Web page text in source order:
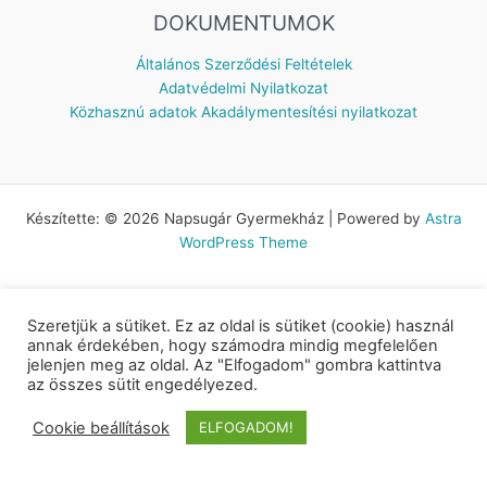
DOKUMENTUMOK
Általános Szerződési Feltételek
Adatvédelmi Nyilatkozat
Közhasznú adatok Akadálymentesítési nyilatkozat
Készítette: © 2026 Napsugár Gyermekház | Powered by Astra
WordPress Theme
Szeretjük a sütiket. Ez az oldal is sütiket (cookie) használ
annak érdekében, hogy számodra mindig megfelelően
jelenjen meg az oldal. Az "Elfogadom" gombra kattintva
az összes sütit engedélyezed.
Cookie beállítások ELFOGADOM!